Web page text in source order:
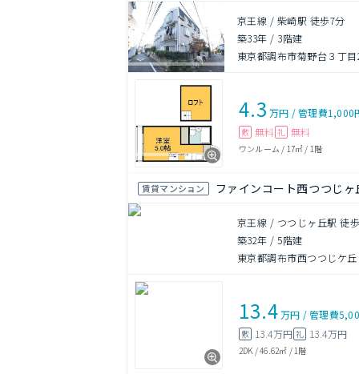
京王線 / 柴崎駅 徒歩7分
築33年 / 3階建
東京都調布市菊野台３丁目
4.3 万円 /管理費1,000
敷 無料 礼 無料
ワンルーム / 17㎡ / 1階
賃貸マンション ファインコート西つつじヶ
京王線 / つつじヶ丘駅 徒
築32年 /5階建
東京都調布市西つつじケ丘
13.4万円 /管理費
敷 13.4万円 礼 13.4万円
2DK /46.62㎡ / 1階